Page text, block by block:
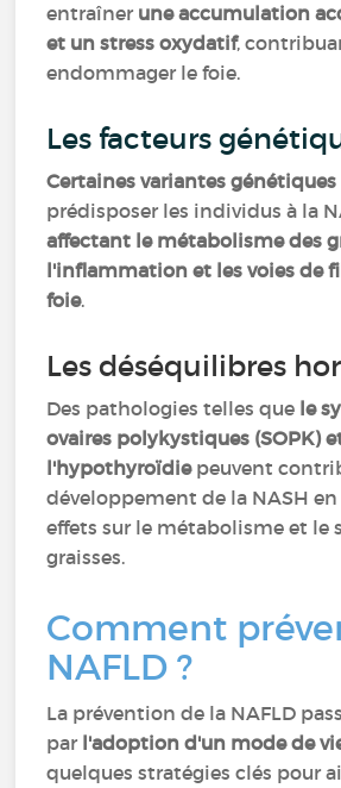
entraîner une accumulation
et un stress oxydatif,
endommager le foie.
Les facteurs
Certaines variantes génétiques
prédisposer les individus à la
affectant le métabolisme des
l'inflammation et les voies de
foie.
Les déséquilibres
Des pathologies telles que le
ovaires polykystiques (SOPK)
l'hypothyroïdie peuvent
développement de la NASH
effets sur le métabolisme et le
graisses.
Comment
NAFLD ?
La prévention de la NAFLD
par l'adoption d'un mode de
quelques stratégies clés pour